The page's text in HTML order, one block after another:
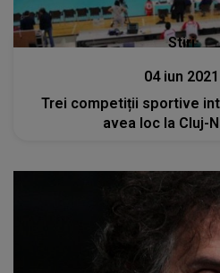
Stiri
04 iun 2021
Trei competiții sportive
avea loc la Cluj-